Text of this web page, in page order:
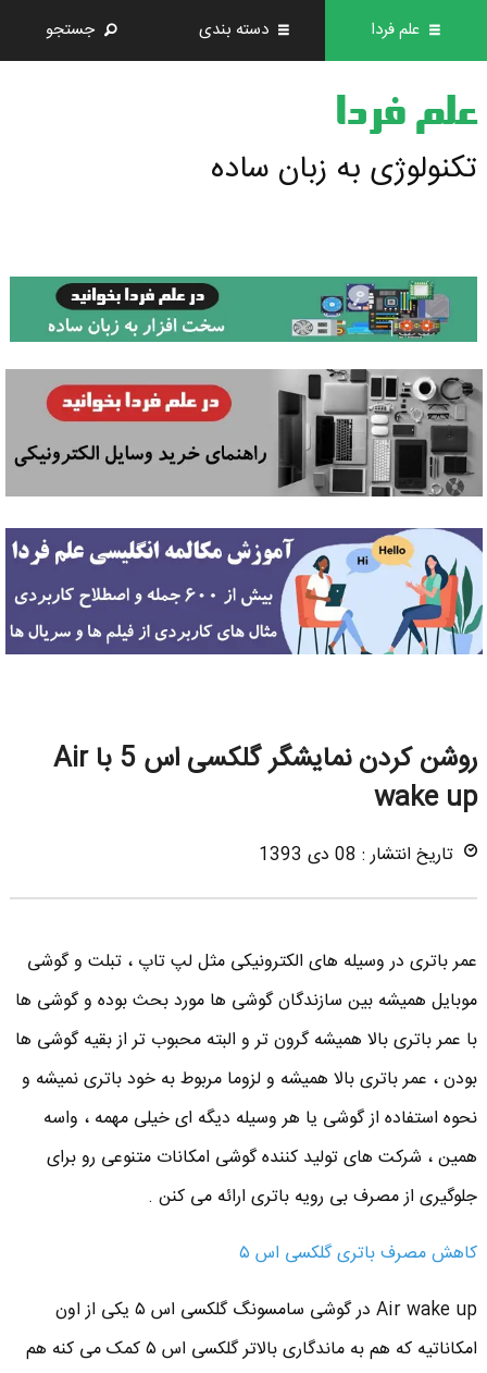
علم فردا دسته بندی جستجو
علم فردا
تکنولوژی به زبان ساده
روشن کردن نمایشگر گلکسی اس 5 با Air
wake up
تاریخ انتشار : 08 دی 1393
عمر باتری در وسیله های الکترونیکی مثل لپ تاپ ، تبلت و گوشی
موبایل همیشه بین سازندگان گوشی ها مورد بحث بوده و گوشی ها
با عمر باتری بالا همیشه گرون تر و البته محبوب تر از بقیه گوشی ها
بودن ، عمر باتری بالا همیشه و لزوما مربوط به خود باتری نمیشه و
نحوه استفاده از گوشی یا هر وسیله دیگه ای خیلی مهمه ، واسه
همین ، شرکت های تولید کننده گوشی امکانات متنوعی رو برای
جلوگیری از مصرف بی رویه باتری ارائه می کنن .
کاهش مصرف باتری گلکسی اس ۵
Air wake up در گوشی سامسونگ گلکسی اس ۵ یکی از اون
امکاناتیه که هم به ماندگاری بالاتر گلکسی اس ۵ کمک می کنه هم